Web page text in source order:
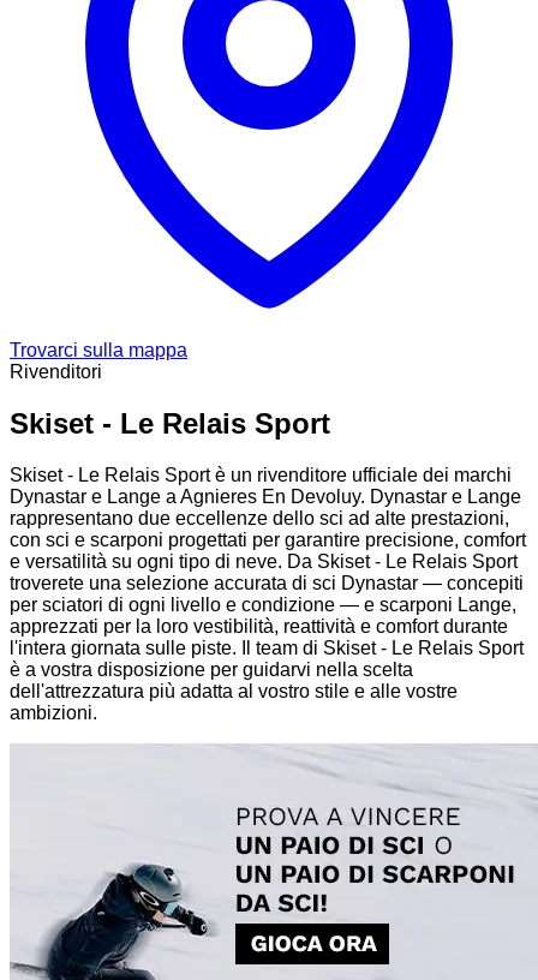
Trovarci sulla mappa
Rivenditori
Skiset - Le Relais Sport
Skiset - Le Relais Sport è un rivenditore ufficiale dei marchi
Dynastar e Lange a Agnieres En Devoluy. Dynastar e Lange
rappresentano due eccellenze dello sci ad alte prestazioni,
con sci e scarponi progettati per garantire precisione, comfort
e versatilità su ogni tipo di neve. Da Skiset - Le Relais Sport
troverete una selezione accurata di sci Dynastar — concepiti
per sciatori di ogni livello e condizione — e scarponi Lange,
apprezzati per la loro vestibilità, reattività e comfort durante
l'intera giornata sulle piste. Il team di Skiset - Le Relais Sport
è a vostra disposizione per guidarvi nella scelta
dell'attrezzatura più adatta al vostro stile e alle vostre
ambizioni.